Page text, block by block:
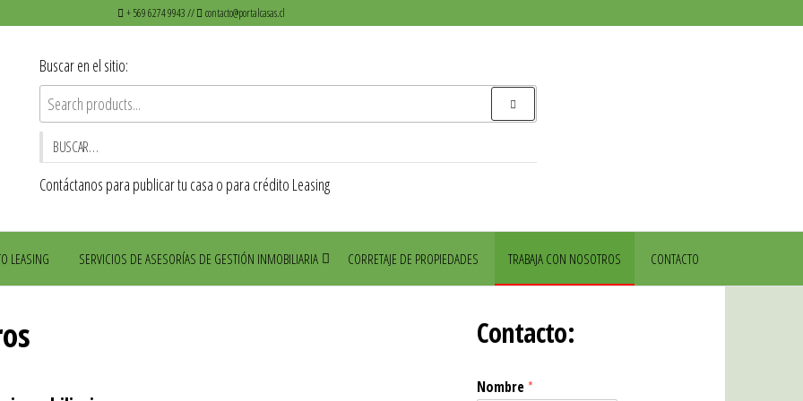
+ 569 6274 9943 // contacto@portalcasas.cl
Buscar en el sitio:
BUSCAR…
Contáctanos para publicar tu casa o para crédito Leasing
LEASING SERVICIOS DE ASESORÍAS DE GESTIÓN INMOBILIARIA CORRETAJE DE PROPIEDADES TRABAJA CON NOSOTROS CONTACTO
Contacto:
Nombre*